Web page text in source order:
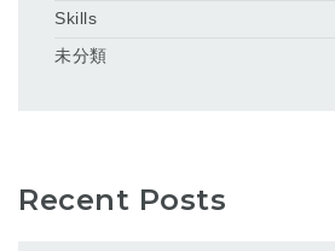
Skills
未分類
Recent Posts